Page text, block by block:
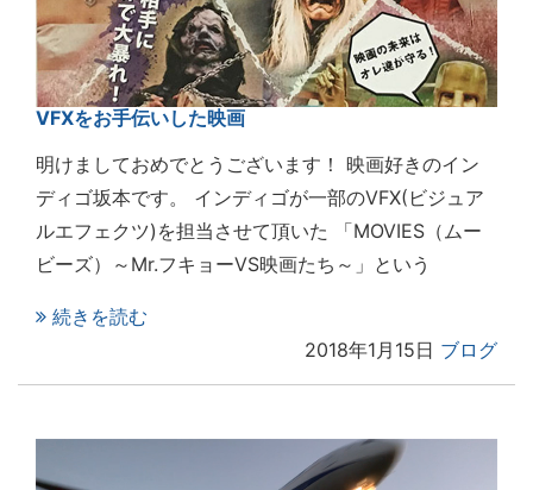
VFXをお手伝いした映画
明けましておめでとうございます！ 映画好きのイン
ディゴ坂本です。 インディゴが一部のVFX(ビジュア
ルエフェクツ)を担当させて頂いた 「MOVIES（ムー
ビーズ）～Mr.フキョーVS映画たち～」という
続きを読む
2018年1月15日 ブログ